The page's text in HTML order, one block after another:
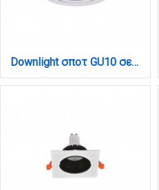
Downlight σποτ GU10 σε λευκή απόχρωση (X00350W)